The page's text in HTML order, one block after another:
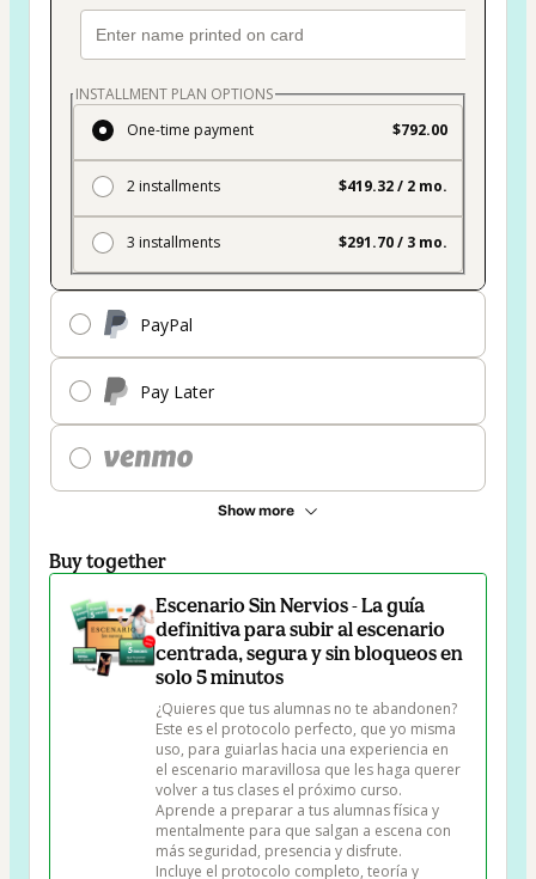
INSTALLMENT PLAN OPTIONS
One-time payment
$792.00
2 installments $419.32 / 2 mo.
3 installments $291.70 / 3 mo.
PayPal
Pay Later
Show more
Buy together
Escenario Sin Nervios - La guía
definitiva para subir al escenario
centrada, segura y sin bloqueos en
solo 5 minutos
¿Quieres que tus alumnas no te abandonen?
Este es el protocolo perfecto, que yo misma
uso, para guiarlas hacia una experiencia en
el escenario maravillosa que les haga querer
volver a tus clases el próximo curso.
Aprende a preparar a tus alumnas física y
mentalmente para que salgan a escena con
más seguridad, presencia y disfrute.
Incluye el protocolo completo, teoría y